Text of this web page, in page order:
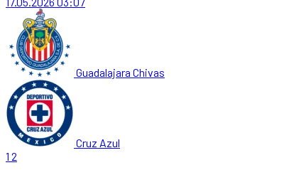
Guadalajara Chivas
Cruz Azul
1 2